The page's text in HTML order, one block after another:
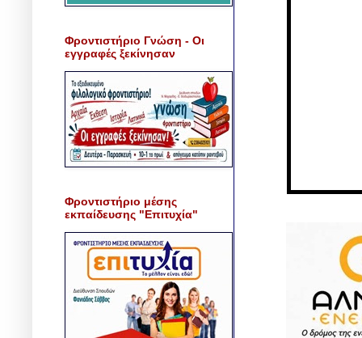
Φροντιστήριο Γνώση - Οι
εγγραφές ξεκίνησαν
Φροντιστήριο μέσης
εκπαίδευσης "Επιτυχία"